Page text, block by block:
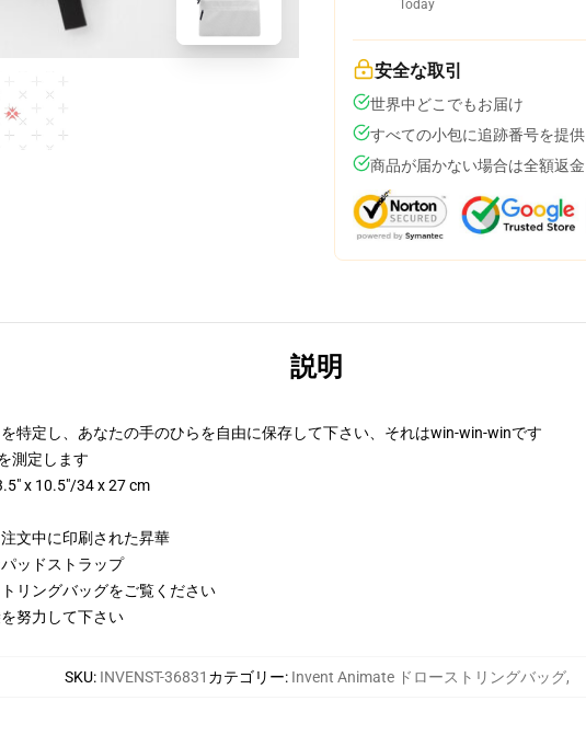
Today
安全な取引
世界中どこでもお届け
すべての小包に追跡番号を提供
商品が届かない場合は全額返金
説明
特定し、あなたの手のひらを自由に保存して下さい、それはwin-win-winです
測定します
x 10.5"/34 x 27 cm
文中に印刷された昇華
ッドストラップ
リングバッグをご覧ください
努力して下さい
SKU: INVENST-36831 カテゴリー: Invent Animate ドローストリングバッグ,